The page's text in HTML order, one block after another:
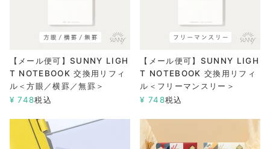
【メール便可】SUNNY LIGH
T NOTEBOOK 交換用リフィ
ル＜方眼／横罫／無罫＞
¥ 748税込
【メール便可】SUNNY LIGH
T NOTEBOOK 交換用リフィ
ル＜フリーマンスリー＞
¥ 748税込